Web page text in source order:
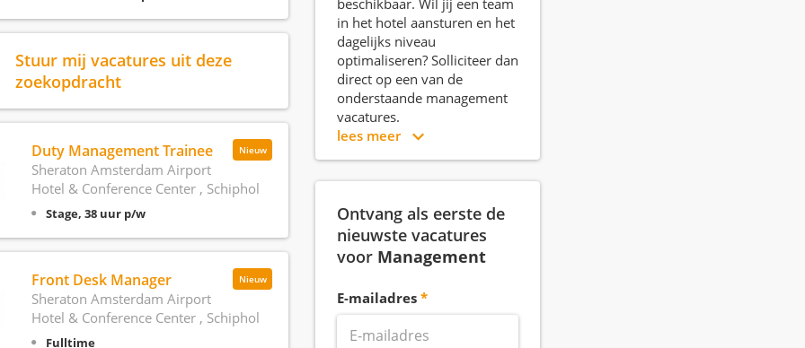
Stuur mij vacatures uit deze
zoekopdracht
Nieuw
Duty Management Trainee
Sheraton Amsterdam Airport
Hotel & Conference Center , Schiphol
Stage, 38 uur p/w
Nieuw
Front Desk Manager
Sheraton Amsterdam Airport
Hotel & Conference Center , Schiphol
Fulltime
beschikbaar. Wil jij een team
in het hotel aansturen en het
dagelijks niveau
optimaliseren? Solliciteer dan
direct op een van de
onderstaande management
vacatures.
lees meer
Ontvang als eerste de
nieuwste vacatures
voor Management
E-mailadres